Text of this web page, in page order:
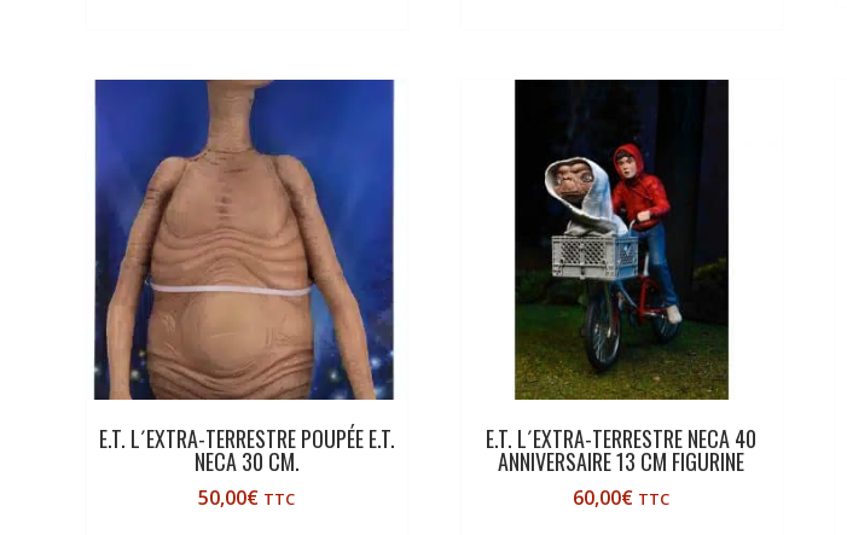
E.T. L´EXTRA-TERRESTRE POUPÉE E.T.
NECA 30 CM.
50,00€ TTC
E.T. L´EXTRA-TERRESTRE NECA 40
ANNIVERSAIRE 13 CM FIGURINE
60,00€ TTC